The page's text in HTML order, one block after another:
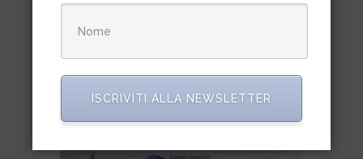
€ 24,50
ISCRIVITI ALLA NEWSLETTER